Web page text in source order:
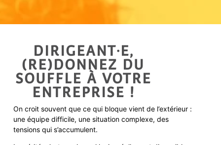
DIRIGEANT·E,
(RE)DONNEZ DU
SOUFFLE À VOTRE
ENTREPRISE !
On croit souvent que ce qui bloque vient de l’extérieur :
une équipe difficile, une situation complexe, des
tensions qui s’accumulent.